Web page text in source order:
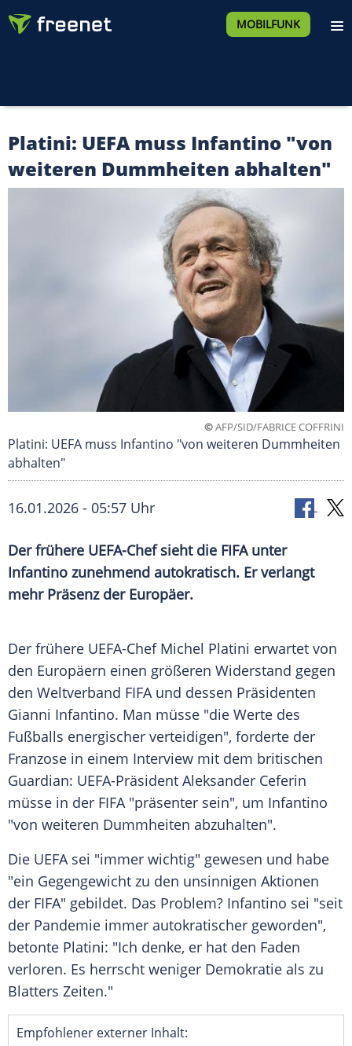
MOBILFUNK
Platini: UEFA muss Infantino "von
weiteren Dummheiten abhalten"
©AFP/SID/FABRICE COFFRINI
Platini: UEFA muss Infantino "von weiteren Dummheiten
abhalten"
16.01.2026 - 05:57 Uhr
Der frühere UEFA-Chef sieht die FIFA unter
Infantino zunehmend autokratisch. Er verlangt
mehr Präsenz der Europäer.
Der frühere UEFA-Chef Michel Platini erwartet von
den Europäern einen größeren Widerstand gegen
den Weltverband FIFA und dessen Präsidenten
Gianni Infantino. Man müsse "die Werte des
Fußballs energischer verteidigen", forderte der
Franzose in einem Interview mit dem britischen
Guardian: UEFA-Präsident Aleksander Ceferin
müsse in der FIFA "präsenter sein", um Infantino
"von weiteren Dummheiten abzuhalten".
Die UEFA sei "immer wichtig" gewesen und habe
"ein Gegengewicht zu den unsinnigen Aktionen
der FIFA" gebildet. Das Problem? Infantino sei "seit
der Pandemie immer autokratischer geworden",
betonte Platini: "Ich denke, er hat den Faden
verloren. Es herrscht weniger Demokratie als zu
Blatters Zeiten."
Empfohlener externer Inhalt: